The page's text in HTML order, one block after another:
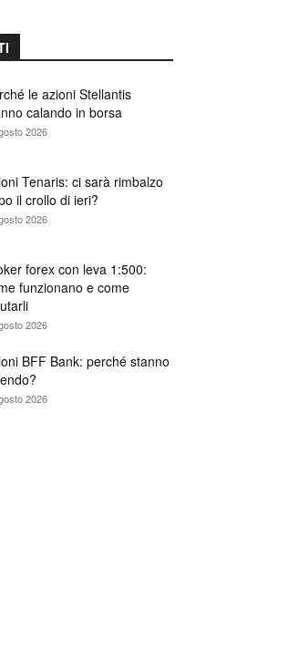
le azioni Stellantis
calando in borsa
2026
Tenaris: ci sarà rimbalzo
il crollo di ieri?
2026
forex con leva 1:500:
funzionano e come
2026
BFF Bank: perché stanno
2026